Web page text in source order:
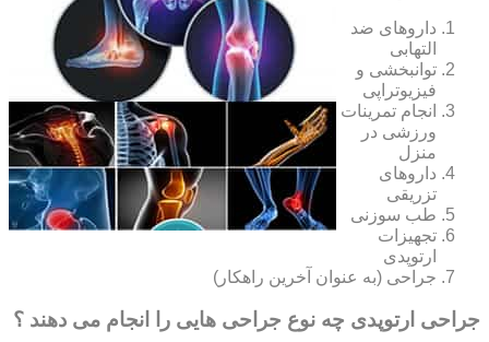
داروهای ضد
التهابی
توانبخشی و
فیزیوتراپی
انجام تمرینات
ورزشی در
منزل
داروهای
تزریقی
طب سوزنی
تجهیزات
ارتوپدی
جراحی (به عنوان آخرین راهکار)
جراحی ارتوپدی چه نوع جراحی هایی را انجام می دهند ؟